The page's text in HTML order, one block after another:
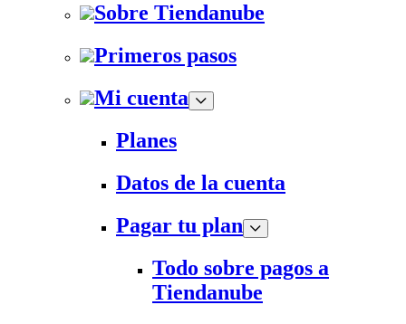
Sobre Tiendanube
Primeros pasos
Mi cuenta
Planes
Datos de la cuenta
Pagar tu plan
Todo sobre pagos a
Tiendanube